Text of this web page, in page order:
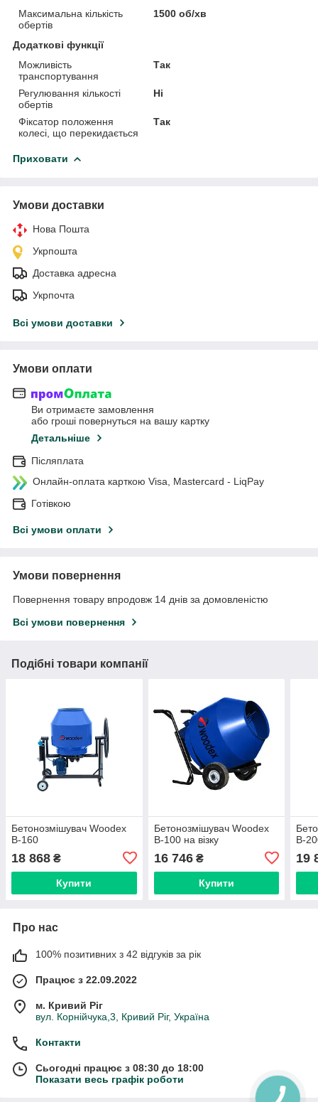
Максимальна кількість
обертів
1500 об/хв
Додаткові функції
Можливість
транспортування
Так
Регулювання кількості
обертів
Ні
Фіксатор положення
колесі, що перекидається
Так
Приховати
Умови доставки
Нова Пошта
Укрпошта
Доставка адресна
Укрпочта
Всі умови доставки
Умови оплати
Ви отримаєте замовлення
або гроші повернуться на вашу картку
Детальніше
Післяплата
Онлайн-оплата карткою Visa, Mastercard - LiqPay
Готівкою
Всі умови оплати
Умови повернення
Повернення товару впродовж 14 днів за домовленістю
Всі умови повернення
Подібні товари компанії
Бетонозмішувач Woodex
B-160
18 868 ₴
Купити
Бетонозмішувач Woodex
B-100 на візку
16 746₴
Купити
B-
19
Про нас
100% позитивних з 42 відгуків за рік
Працює з 22.09.2022
м. Кривий Ріг
вул. Корнійчука,3, Кривий Ріг, Україна
Контакти
Сьогодні працює з 08:30 до 18:00
Показати весь графік роботи